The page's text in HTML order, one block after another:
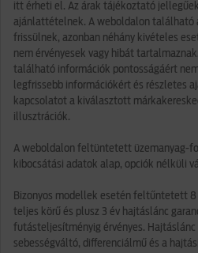
itt érheti el. Az árak tájékoztató
ajánlattételnek. A weboldalon található
frissülnek, azonban néhány kivételes
nem érvényesek vagy hibát
található információk pontosságáért
legfrissebb információkért és részletes
kapcsolatot a kiválasztott
illusztrációk.
A weboldalon feltüntetett üzemanyag-
kibocsátási adatok alap, opciók nélküli
Bizonyos modellek esetén feltűntetett 8
teljes körű és plusz 3 év hajtáslánc
futásteljesítményig érvényes.
sebességváltó, differenciálmű és a